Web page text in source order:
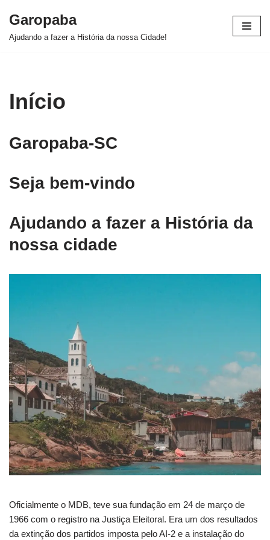
Pular
Garopaba
Ajudando a fazer a História da nossa Cidade!
Início
Garopaba-SC
Seja bem-vindo
Ajudando a fazer a História da
nossa cidade
Oficialmente o MDB, teve sua fundação em 24 de março de
1966 com o registro na Justiça Eleitoral. Era um dos resultados
da extinção dos partidos imposta pelo AI-2 e a instalação do